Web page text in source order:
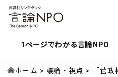
1ページでわかる言論NPO
ホーム 議論・視点
「菅